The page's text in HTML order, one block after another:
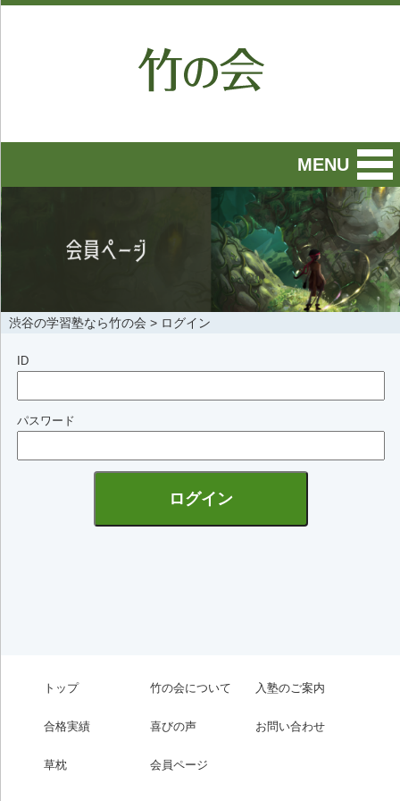
MENU
渋谷の学習塾なら竹の会 > ログイン
ID
パスワード
トップ 竹の会について 入塾のご案内
合格実績 喜びの声 お問い合わせ
草枕 会員ページ